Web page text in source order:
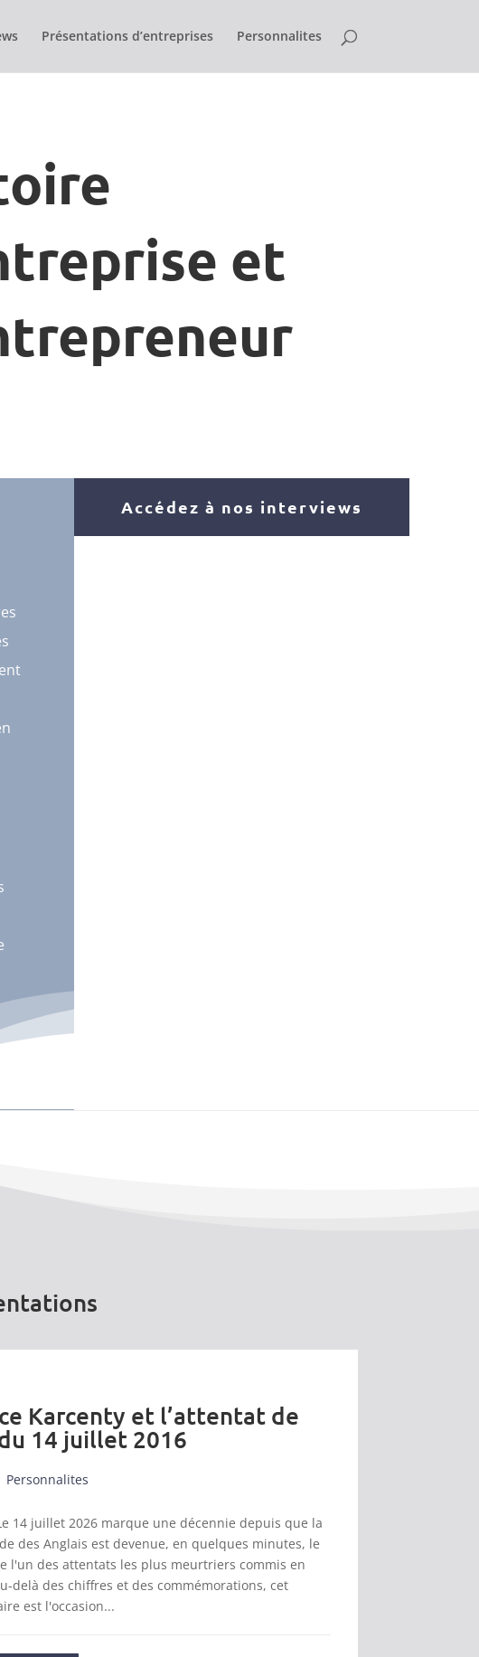
Présentations d’entreprises Personnalites
et
Accédez à nos interviews
Karcenty et l’attentat de
14 juillet 2016
Personnalites
14 juillet 2026 marque une décennie depuis que la
des Anglais est devenue, en quelques minutes, le
l'un des attentats les plus meurtriers commis en
delà des chiffres et des commémorations, cet
est l'occasion...